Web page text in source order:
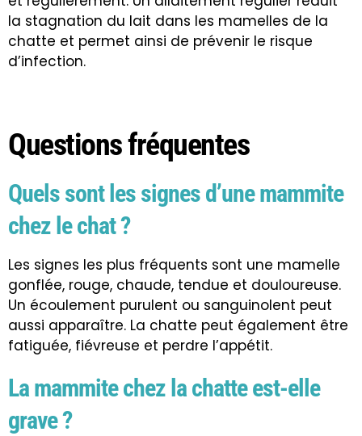
la stagnation du lait dans les mamelles de la
chatte et permet ainsi de prévenir le risque
d’infection.
Questions fréquentes
Quels sont les signes d’une mammite
chez le chat ?
Les signes les plus fréquents sont une mamelle
gonflée, rouge, chaude, tendue et douloureuse.
Un écoulement purulent ou sanguinolent peut
aussi apparaître. La chatte peut également être
fatiguée, fiévreuse et perdre l’appétit.
La mammite chez la chatte est-elle
grave ?